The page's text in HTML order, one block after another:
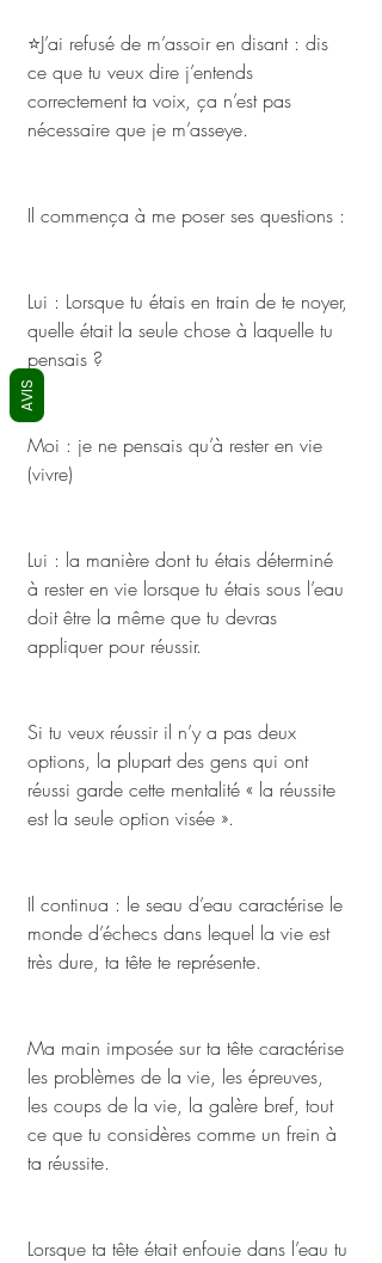
⭐J’ai refusé de m’assoir en disant : dis
ce que tu veux dire j’entends
correctement ta voix, ça n’est pas
nécessaire que je m’asseye.
Il commença à me poser ses questions :
Lui : Lorsque tu étais en train de te noyer,
quelle était la seule chose à laquelle tu
pensais ?
Moi : je ne pensais qu’à rester en vie
(vivre)
Lui : la manière dont tu étais déterminé
à rester en vie lorsque tu étais sous l’eau
doit être la même que tu devras
appliquer pour réussir.
Si tu veux réussir il n’y a pas deux
options, la plupart des gens qui ont
réussi garde cette mentalité « la réussite
est la seule option visée ».
Il continua : le seau d’eau caractérise le
monde d’échecs dans lequel la vie est
très dure, ta tête te représente.
Ma main imposée sur ta tête caractérise
les problèmes de la vie, les épreuves,
les coups de la vie, la galère bref, tout
ce que tu considères comme un frein à
ta réussite.
Lorsque ta tête était enfouie dans l’eau tu
AVIS